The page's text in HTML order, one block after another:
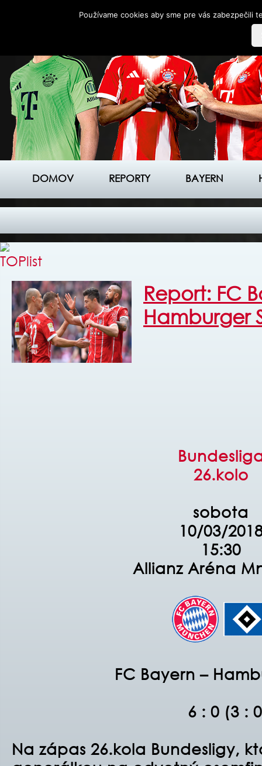
DOMOV REPORTY BAYERN
Report: FC
Hamburger
26.kolo
sobota
10/03/
15:30
Allianz Aréna
FC Bayern –
6 : 0 (3 :
Na zápas 26.kola Bundesligy,
Používame cookies aby sme pre vás zabezpečili